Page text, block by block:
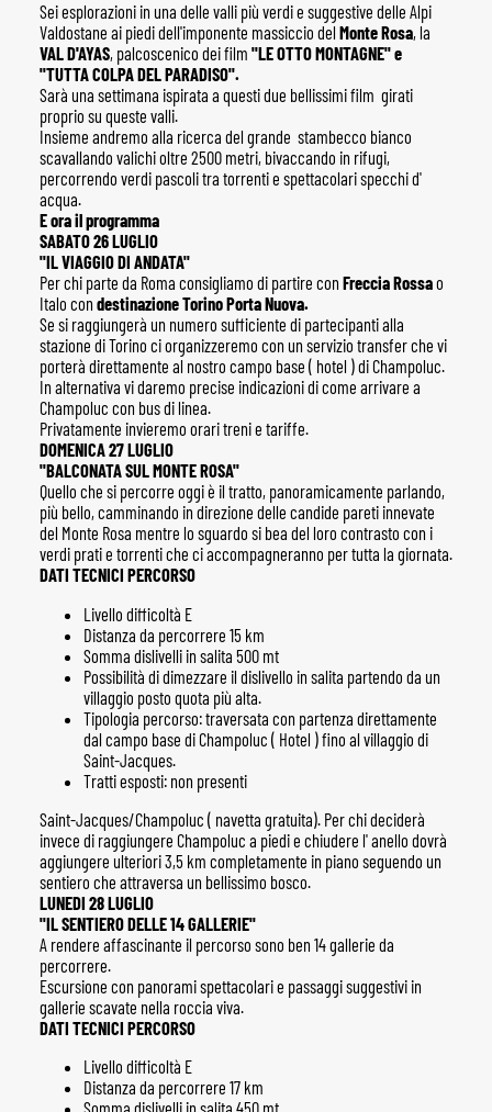
Sei esplorazioni in una delle valli più verdi e suggestive delle Alpi
Valdostane ai piedi dell'imponente massiccio del Monte Rosa, la
VAL D'AYAS, palcoscenico dei film "LE OTTO MONTAGNE" e
"TUTTA COLPA DEL PARADISO".
Sarà una settimana ispirata a questi due bellissimi film girati
proprio su queste valli.
Insieme andremo alla ricerca del grande stambecco bianco
scavallando valichi oltre 2500 metri, bivaccando in rifugi,
percorrendo verdi pascoli tra torrenti e spettacolari specchi d'
acqua.
E ora il programma
SABATO 26 LUGLIO
"IL VIAGGIO DI ANDATA"
Per chi parte da Roma consigliamo di partire con Freccia Rossao
Italo con destinazione Torino Porta Nuova.
Se si raggiungerà un numero sufficiente di partecipanti alla
stazione di Torino ci organizzeremo con un servizio transfer che vi
porterà direttamente al nostro campo base ( hotel ) di Champoluc.
In alternativa vi daremo precise indicazioni di come arrivare a
Champoluc con bus di linea.
Privatamente invieremo orari treni e tariffe.
DOMENICA 27 LUGLIO
"BALCONATA SUL MONTE ROSA"
Quello che si percorre oggi è il tratto, panoramicamente parlando,
più bello, camminando in direzione delle candide pareti innevate
del Monte Rosa mentre lo sguardo si bea del loro contrasto con i
verdi prati e torrenti che ci accompagneranno per tutta la giornata.
DATI TECNICI PERCORSO
Livello difficoltà E
Distanza da percorrere 15 km
Somma dislivelli in salita 500 mt
Possibilità di dimezzare il dislivello in salita partendo da un
villaggio posto quota più alta.
Tipologia percorso: traversata con partenza direttamente
dal campo base di Champoluc ( Hotel ) fino al villaggio di
Saint-Jacques.
Tratti esposti: non presenti
Saint-Jacques/Champoluc ( navetta gratuita). Per chi deciderà
invece di raggiungere Champoluc a piedi e chiudere l' anello dovrà
aggiungere ulteriori 3,5 km completamente in piano seguendo un
sentiero che attraversa un bellissimo bosco.
LUNEDI 28 LUGLIO
"IL SENTIERO DELLE 14 GALLERIE"
A rendere affascinante il percorso sono ben 14 gallerie da
percorrere.
Escursione con panorami spettacolari e passaggi suggestivi in
gallerie scavate nella roccia viva.
DATI TECNICI PERCORSO
Livello difficoltà E
Distanza da percorrere 17 km